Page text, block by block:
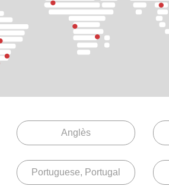
categories of Gradhermetic
the product category you want to
Anglès
Portuguese, Portugal